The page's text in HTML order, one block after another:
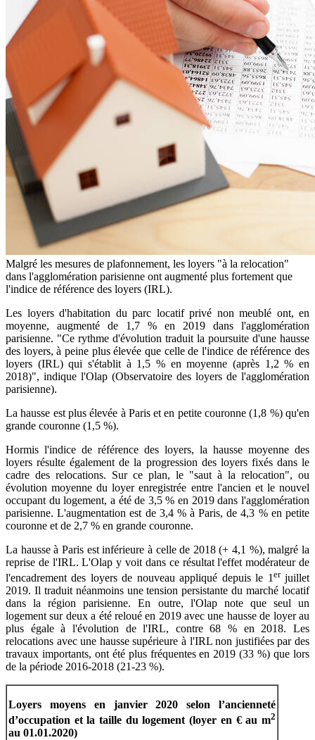
Malgré les mesures de plafonnement, les loyers "à la relocation"
dans l'agglomération parisienne ont augmenté plus fortement que
l'indice de référence des loyers (IRL).
Les loyers d'habitation du parc locatif privé non meublé ont, en
moyenne, augmenté de 1,7 % en 2019 dans l'agglomération
parisienne. "Ce rythme d'évolution traduit la poursuite d'une hausse
des loyers, à peine plus élevée que celle de l'indice de référence des
loyers (IRL) qui s'établit à 1,5 % en moyenne (après 1,2 % en
2018)", indique l'Olap (Observatoire des loyers de l'agglomération
parisienne).
La hausse est plus élevée à Paris et en petite couronne (1,8 %) qu'en
grande couronne (1,5 %).
Hormis l'indice de référence des loyers, la hausse moyenne des
loyers résulte également de la progression des loyers fixés dans le
cadre des relocations. Sur ce plan, le "saut à la relocation", ou
évolution moyenne du loyer enregistrée entre l'ancien et le nouvel
occupant du logement, a été de 3,5 % en 2019 dans l'agglomération
parisienne. L'augmentation est de 3,4 % à Paris, de 4,3 % en petite
couronne et de 2,7 % en grande couronne.
La hausse à Paris est inférieure à celle de 2018 (+ 4,1 %), malgré la
reprise de l'IRL. L'Olap y voit dans ce résultat l'effet modérateur de
l'encadrement des loyers de nouveau appliqué depuis le 1 erjuillet
2019. Il traduit néanmoins une tension persistante du marché locatif
dans la région parisienne. En outre, l'Olap note que seul un
logement sur deux a été reloué en 2019 avec une hausse de loyer au
plus égale à l'évolution de l'IRL, contre 68 % en 2018. Les
relocations avec une hausse supérieure à l'IRL non justifiées par des
travaux importants, ont été plus fréquentes en 2019 (33 %) que lors
de la période 2016-2018 (21-23 %).
Loyers moyens en janvier 2020 selon l’ancienneté
d’occupation et la taille du logement (loyer en € au m2
au 01.01.2020)